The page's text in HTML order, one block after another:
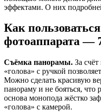
эффектами. О них
Как
фотоаппарата —
Съёмка панорамы. За
«голова» с ручкой
Можно сделать красивую
панораму и не бояться, что
основа монопода жёстко
«голова» с камерой.